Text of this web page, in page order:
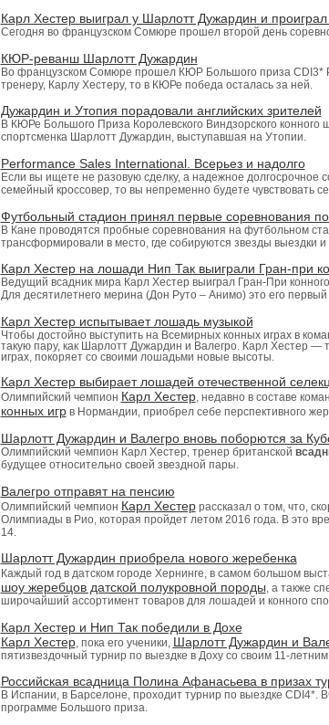
Карл Хестер выиграл у Шарлотт Дужардин и
Сегодня во французском Сомюре прошел второй день
КЮР-реванш Шарлотт Дужардин
Во французском Сомюре прошел КЮР Большого приза CDI3*
тренеру, Карлу Хестеру, то в КЮРе победа осталась за ней.
Дужардин и Утопия порадовали английских зрителей
В КЮРе Большого Приза Королевского Виндзорского конного
спортсменка Шарлотт Дужардин, выступавшая на Утопии.
Performance Sales International. Всерьез и надолго
Если вы ищете не разовую сделку, а надежное долгосрочное
семейный кроссовер, то вы непременно будете чувствовать
Футбольный стадион принял первые соревнования
В Кане проводятся пробные соревнования на футбольном
трансформировали в место, где собируются звезды выездки и
Карл Хестер на лошади Нип Так выиграли Гран-при
Ведущий всадник мира Карл Хестер выиграл Гран-При
Для десятилетнего мерина (Дон Руто – Анимо) это его
Карл Хестер испытывает лошадь музыкой
Чтобы достойно выступить на Всемирных конных играх в
такую пару, как Шарлотт Дужардин и Валегро. Карл Хестер
играх, покоряет со своими лошадьми новые высоты.
Карл Хестер выбирает лошадей отечественной
Олимпийский чемпион Карл Хестер, недавно в составе
конных игрв Нормандии, приобрел себе перспективного
Шарлотт Дужардин и Валегро вновь поборются за
Олимпийский чемпион Карл Хестер, тренер британской
будущее относительно своей звездной пары.
Валегро отправят на пенсию
Олимпийский чемпион Карл Хестеррассказал о том, что,
Олимпиады в Рио, которая пройдет летом 2016 года. В это
14.
Шарлотт Дужардин приобрела нового жеребенка
Каждый год в датском городе Хернинге, в самом большом
шоу жеребцов датской полукровной породы, а также
широчайший ассортимент товаров для лошадей и конного
Карл Хестер и Нип Так победили в Дохе
Карл Хестер, пока его ученики, Шарлотт Дужардин и
пятизвездочный турнир по выездке в Доху со своим 11-
Российская всадница Полина Афанасьева в призах
В Испании, в Барселоне, проходит турнир по выездке CDI4*.
программе Большого приза.